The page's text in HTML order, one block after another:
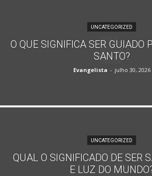
UNCATEGORIZED
O QUE SIGNIFICA SER GUIADO
SANTO?
Evangelista - julho 30, 2026
UNCATEGORIZED
QUAL O SIGNIFICADO DE SER
E LUZ DO